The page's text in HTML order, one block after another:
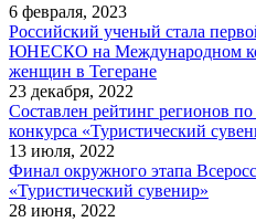
6 февраля, 2023
Российский ученый стала
ЮНЕСКО на Международном
женщин в Тегеране
23 декабря, 2022
Составлен рейтинг регионов
конкурса «Туристический
13 июля, 2022
Финал окружного этапа
«Туристический сувенир»
28 июня, 2022